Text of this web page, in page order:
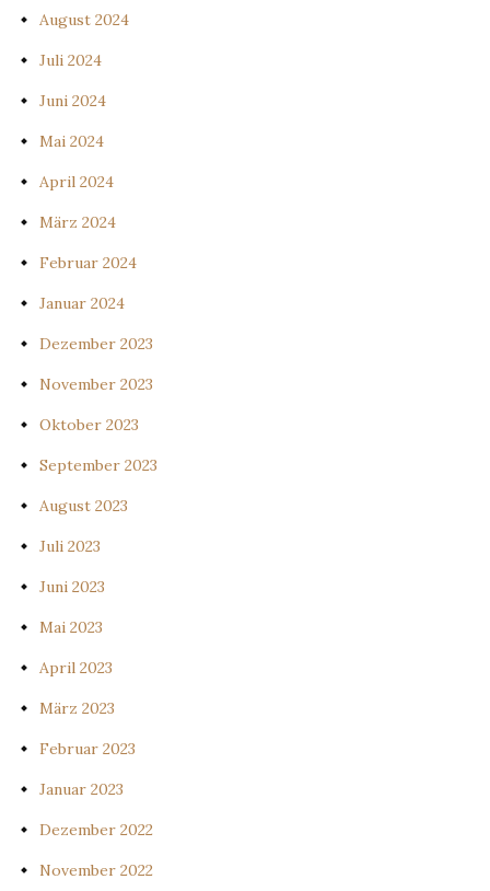
August 2024
Juli 2024
Juni 2024
Mai 2024
April 2024
März 2024
Februar 2024
Januar 2024
Dezember 2023
November 2023
Oktober 2023
September 2023
August 2023
Juli 2023
Juni 2023
Mai 2023
April 2023
März 2023
Februar 2023
Januar 2023
Dezember 2022
November 2022